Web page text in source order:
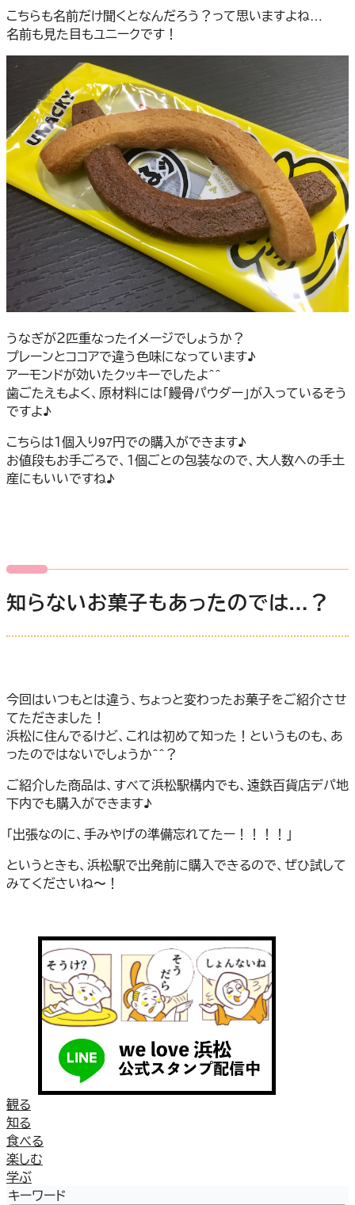
こちらも名前だけ聞くとなんだろう？って思いますよね…
名前も見た目もユニークです！
うなぎが２匹重なったイメージでしょうか？
プレーンとココアで違う色味になっています♪
アーモンドが効いたクッキーでしたよ＾＾
歯ごたえもよく、原材料には「鰻骨パウダー」が入っているそう
ですよ♪
こちらは１個入り97円での購入ができます♪
お値段もお手ごろで、１個ごとの包装なので、大人数への手土
産にもいいですね♪
知らないお菓子もあったのでは…？
今回はいつもとは違う、ちょっと変わったお菓子をご紹介させ
てただきました！
浜松に住んでるけど、これは初めて知った！というものも、あ
ったのではないでしょうか＾＾？
ご紹介した商品は、すべて浜松駅構内でも、遠鉄百貨店デパ地
下内でも購入ができます♪
「出張なのに、手みやげの準備忘れてたー！！！！」
というときも、浜松駅で出発前に購入できるので、ぜひ試して
みてくださいね〜！
観る
知る
食べる
楽しむ
学ぶ
キーワード